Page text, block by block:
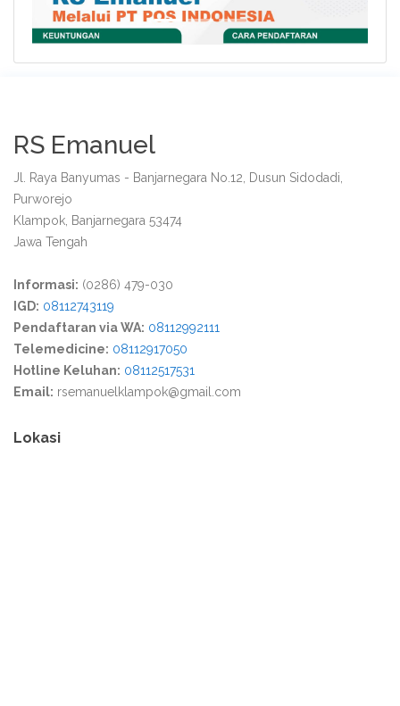
RS Emanuel
Jl. Raya Banyumas - Banjarnegara No.12, Dusun Sidodadi,
Purworejo
Klampok, Banjarnegara 53474
Jawa Tengah
Informasi: (0286) 479-030
IGD: 08112743119
Pendaftaran via WA: 08112992111
Telemedicine: 08112917050
Hotline Keluhan: 08112517531
Email: rsemanuelklampok@gmail.com
Lokasi